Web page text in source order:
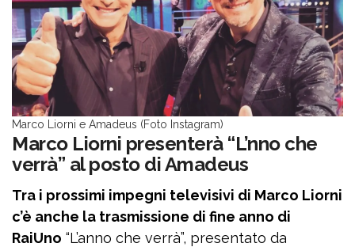
Marco Liorni e Amadeus (Foto Instagram)
Marco Liorni presenterà “L’nno che
verrà” al posto di Amadeus
Tra i prossimi impegni televisivi di Marco Liorni
c’è anche la trasmissione di fine anno di
RaiUno “L’anno che verrà”, presentato da